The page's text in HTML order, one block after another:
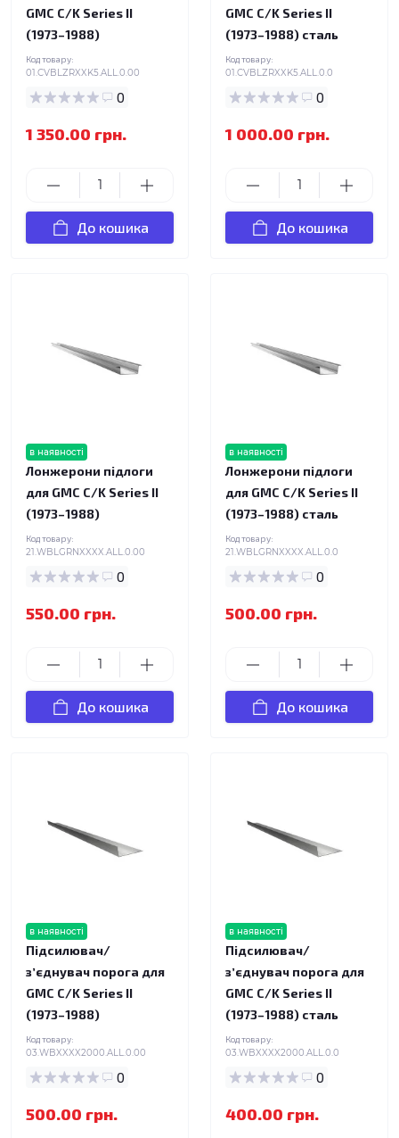
GMC C/K Series II
(1973–1988)
Код товару:
01.CVBLZRXXK5.ALL.0.00
0
1 350.00 грн.
До кошика
GMC C/K Series II
(1973–1988) сталь
Код товару:
01.CVBLZRXXK5.ALL.0.0
0
1 000.00 грн.
До кошика
в наявності
Лонжерони підлоги
для GMC C/K Series II
(1973–1988)
Код товару:
21.WBLGRNXXXX.ALL.0.00
0
550.00 грн.
До кошика
в наявності
Лонжерони підлоги
для GMC C/K Series II
(1973–1988) сталь
Код товару:
21.WBLGRNXXXX.ALL.0.0
0
500.00 грн.
До кошика
в наявності
Підсилювач/
зʼєднувач порога для
GMC C/K Series II
(1973–1988)
Код товару:
03.WBXXXX2000.ALL.0.00
0
500.00 грн.
в наявності
Підсилювач/
зʼєднувач порога для
GMC C/K Series II
(1973–1988) сталь
Код товару:
03.WBXXXX2000.ALL.0.0
0
400.00 грн.